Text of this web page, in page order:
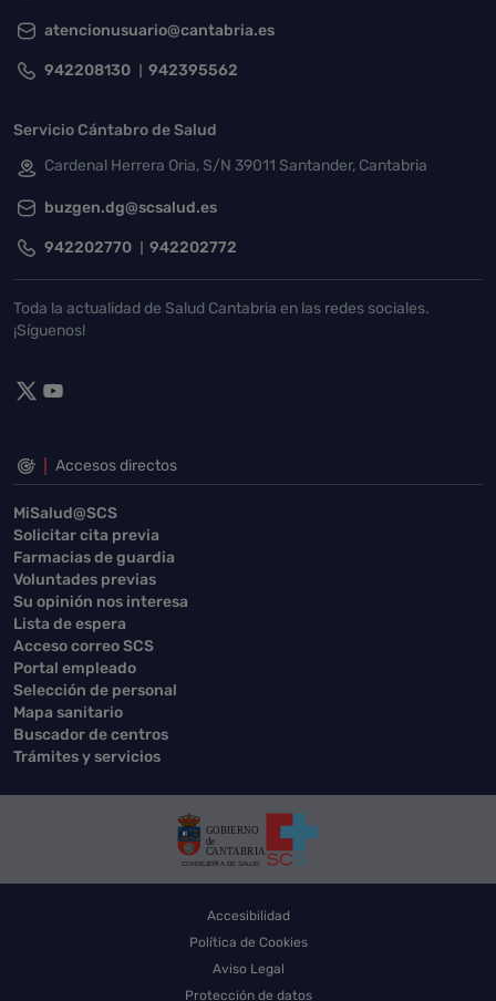
atencionusuario@cantabria.es
942208130 942395562
Servicio Cántabro de Salud
Cardenal Herrera Oria, S/N 39011 Santander, Cantabria
buzgen.dg@scsalud.es
942202770 942202772
Toda la actualidad de Salud Cantabria en las redes sociales.
¡Síguenos!
Accesos directos
MiSalud@SCS
Solicitar cita previa
Farmacias de guardia
Voluntades previas
Su opinión nos interesa
Lista de espera
Acceso correo SCS
Portal empleado
Selección de personal
Mapa sanitario
Buscador de centros
Trámites y servicios
Accesibilidad
Política de Cookies
Aviso Legal
Protección de datos